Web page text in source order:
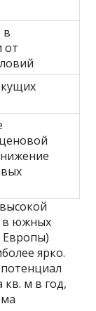
в
от
в южных
Европы)
ярко.
кв. м в год,